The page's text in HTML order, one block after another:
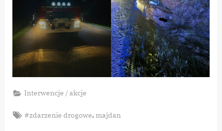
Interwencje / akcje
Tags:
#zdarzenie drogowe,majdan